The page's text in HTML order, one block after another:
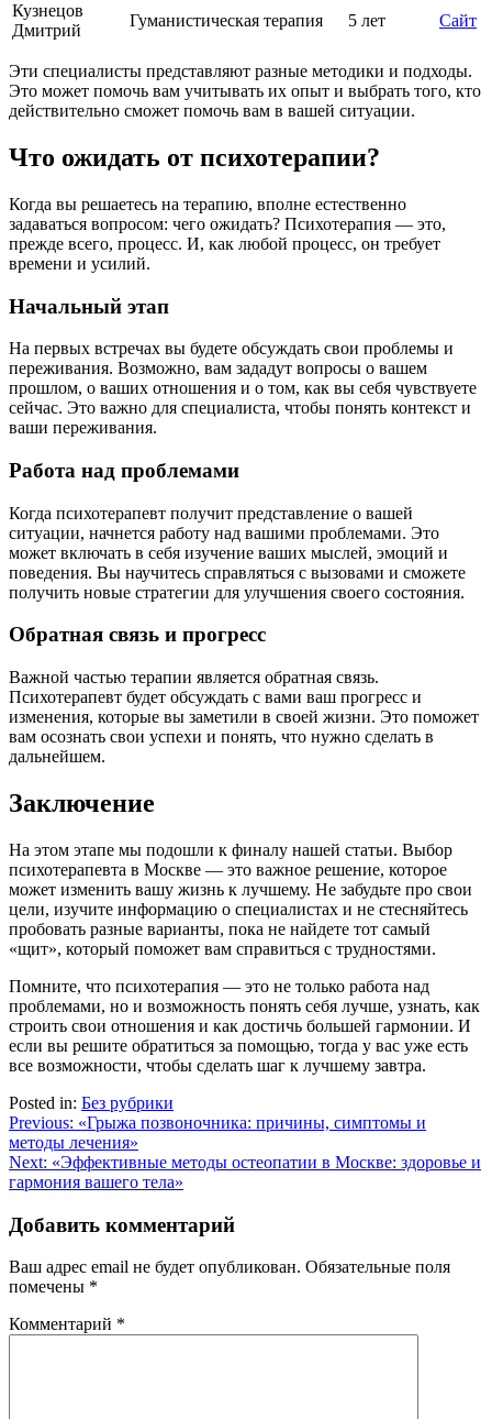
Кузнецов
Дмитрий
Гуманистическая терапия 5 лет Сайт
Эти специалисты представляют разные методики и подходы.
Это может помочь вам учитывать их опыт и выбрать того, кто
действительно сможет помочь вам в вашей ситуации.
Что ожидать от психотерапии?
Когда вы решаетесь на терапию, вполне естественно
задаваться вопросом: чего ожидать? Психотерапия — это,
прежде всего, процесс. И, как любой процесс, он требует
времени и усилий.
Начальный этап
На первых встречах вы будете обсуждать свои проблемы и
переживания. Возможно, вам зададут вопросы о вашем
прошлом, о ваших отношения и о том, как вы себя чувствуете
сейчас. Это важно для специалиста, чтобы понять контекст и
ваши переживания.
Работа над проблемами
Когда психотерапевт получит представление о вашей
ситуации, начнется работу над вашими проблемами. Это
может включать в себя изучение ваших мыслей, эмоций и
поведения. Вы научитесь справляться с вызовами и сможете
получить новые стратегии для улучшения своего состояния.
Обратная связь и прогресс
Важной частью терапии является обратная связь.
Психотерапевт будет обсуждать с вами ваш прогресс и
изменения, которые вы заметили в своей жизни. Это поможет
вам осознать свои успехи и понять, что нужно сделать в
дальнейшем.
Заключение
На этом этапе мы подошли к финалу нашей статьи. Выбор
психотерапевта в Москве — это важное решение, которое
может изменить вашу жизнь к лучшему. Не забудьте про свои
цели, изучите информацию о специалистах и не стесняйтесь
пробовать разные варианты, пока не найдете тот самый
«щит», который поможет вам справиться с трудностями.
Помните, что психотерапия — это не только работа над
проблемами, но и возможность понять себя лучше, узнать, как
строить свои отношения и как достичь большей гармонии. И
если вы решите обратиться за помощью, тогда у вас уже есть
все возможности, чтобы сделать шаг к лучшему завтра.
Posted in: Без рубрики
Навигация
по
записям
Previous: «Грыжа позвоночника: причины, симптомы и
методы лечения»
Next: «Эффективные методы остеопатии в Москве: здоровье и
гармония вашего тела»
Добавить комментарий
Ваш адрес email не будет опубликован. Обязательные поля
помечены *
Комментарий *